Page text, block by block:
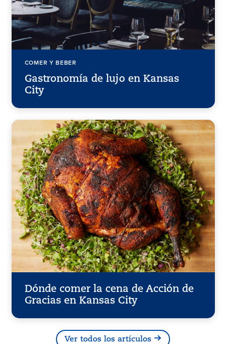
COMER Y BEBER
Gastronomía de lujo en Kansas
City
Dónde comer la cena de Acción de
Gracias en Kansas City
Ver todos los artículos